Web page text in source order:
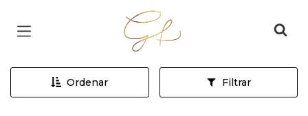
Página inicial
Ordenar Filtrar